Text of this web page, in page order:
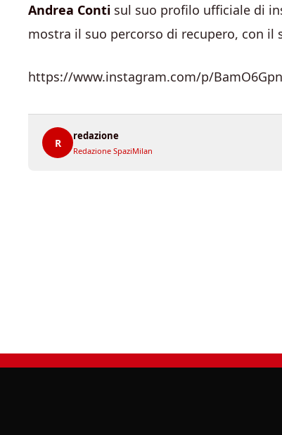
Andrea Conti sul suo profilo ufficiale di
mostra il suo percorso di recupero, con il
https://www.instagram.com/p/
R
redazione
Redazione SpaziMilan